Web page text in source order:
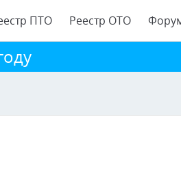
ПТО Реестр ОТО